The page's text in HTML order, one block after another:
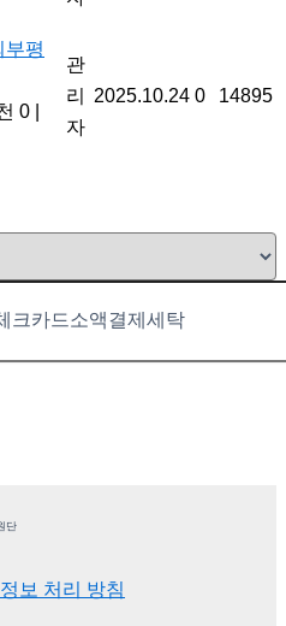
부평
0 |
관
리
자
2025.10.24 0 14895
단
보 처리 방침